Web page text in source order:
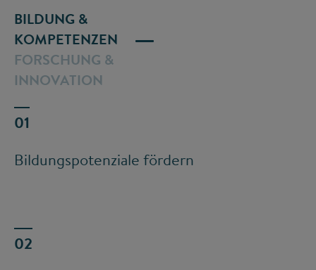
BILDUNG &
KOMPETENZEN
Bildungspotenziale fördern
FORSCHUNG &
INNOVATION